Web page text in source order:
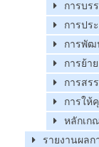
การบร
การปร
การพัฒ
การย้า
การสร
การให้
หลักเก
รายงานผล